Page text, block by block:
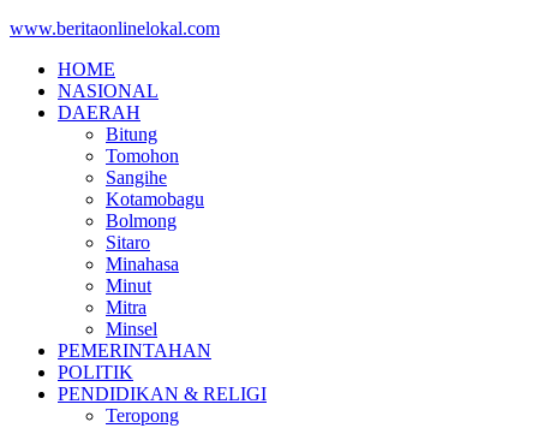
www.beritaonlinelokal.com
HOME
NASIONAL
DAERAH
Bitung
Tomohon
Sangihe
Kotamobagu
Bolmong
Sitaro
Minahasa
Minut
Mitra
Minsel
PEMERINTAHAN
POLITIK
PENDIDIKAN & RELIGI
Teropong